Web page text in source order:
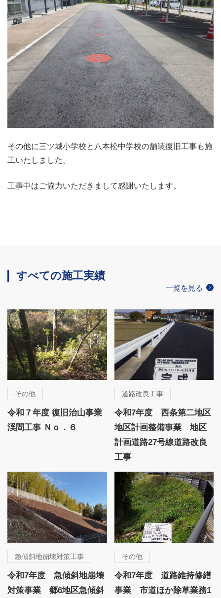
その他に三ツ城小学校と八本松中学校の舗装復旧工事も施
工いたしました。
工事中はご協力いただきまして感謝いたします。
すべての施工実績
一覧を見る
その他
令和７年度 復旧治山事業
渓間工事 Ｎｏ．６
道路改良工事
令和7年度 西条第二地区
地区計画整備事業 地区
計画道路27号線道路改良
工事
急傾斜地崩壊対策工事
令和7年度 急傾斜地崩壊
対策事業 郷6地区急傾斜
その他
令和7年度 道路維持修繕
事業 市道ほか除草業務1